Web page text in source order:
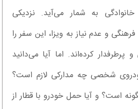
به شمار می‌آید. نزدیکی
و عدم نیاز به ویزا، این سفر را
کرده‌اند. اما آیا می‌دانید
شخصی چه مدارکی لازم است؟
است؟ و آیا حمل خودرو با قطار از